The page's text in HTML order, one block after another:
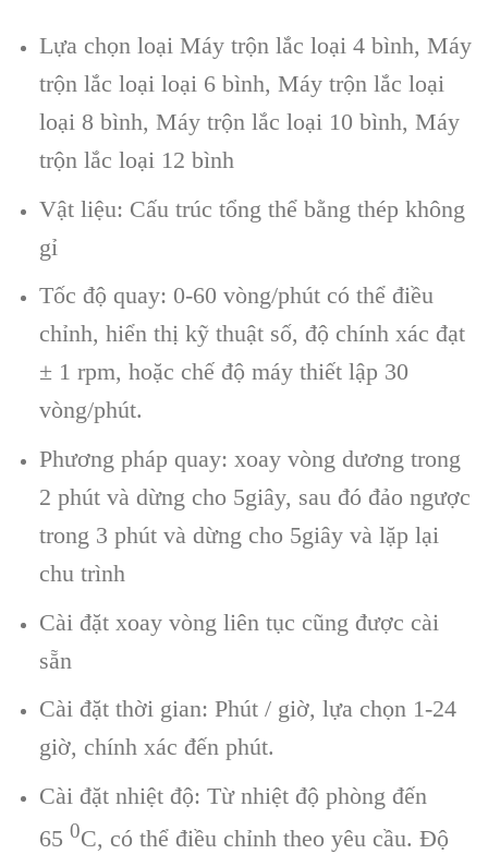
Lựa chọn loại Máy trộn lắc loại 4 bình, Máy
trộn lắc loại loại 6 bình, Máy trộn lắc loại
loại 8 bình, Máy trộn lắc loại 10 bình, Máy
trộn lắc loại 12 bình
Vật liệu: Cấu trúc tổng thể bằng thép không
gỉ
Tốc độ quay: 0-60 vòng/phút có thể điều
chỉnh, hiển thị kỹ thuật số, độ chính xác đạt
± 1 rpm, hoặc chế độ máy thiết lập 30
vòng/phút.
Phương pháp quay: xoay vòng dương trong
2 phút và dừng cho 5giây, sau đó đảo ngược
trong 3 phút và dừng cho 5giây và lặp lại
chu trình
Cài đặt xoay vòng liên tục cũng được cài
sẵn
Cài đặt thời gian: Phút / giờ, lựa chọn 1-24
giờ, chính xác đến phút.
Cài đặt nhiệt độ: Từ nhiệt độ phòng đến
65 0C, có thể điều chỉnh theo yêu cầu. Độ